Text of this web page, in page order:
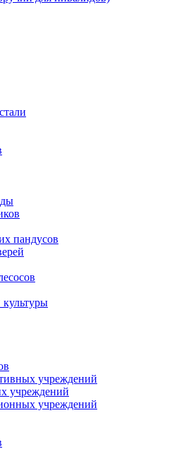
пандусов
учреждений
учреждений
учреждений